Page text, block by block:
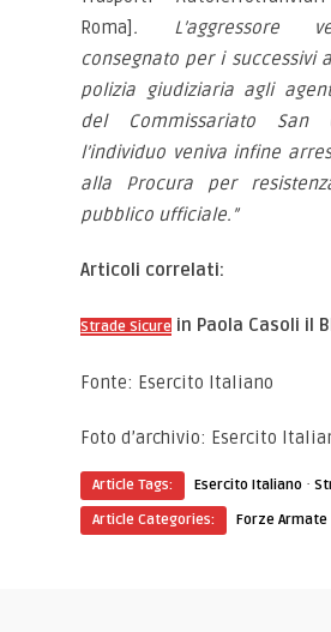
Roma] . L’aggressore
consegnato per i successivi
polizia giudiziaria agli
del Commissariato San
l’individuo veniva infine
alla Procura per
pubblico ufficiale.”
Articoli correlati:
Strade Sicure in Paola Casoli il
Fonte: Esercito Italiano
Foto d’archivio: Esercito
Article Tags: Esercito Italiano ·
Article Categories:
Forze Armate